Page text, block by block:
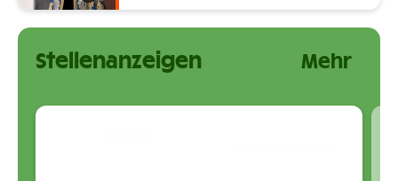
Stellenanzeigen Mehr